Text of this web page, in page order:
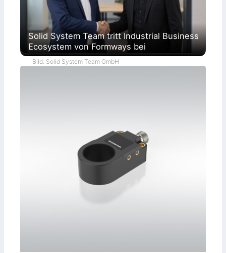
Solid System Team tritt Industrial Business
Ecosystem von Formways bei
Bild: Solid System Team GmbH